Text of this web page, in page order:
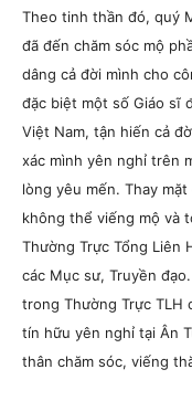
Theo tinh thần đó, quý
đã đến chăm sóc mộ
dâng cả đời mình cho
đặc biệt một số Giáo sĩ
Việt Nam, tận hiến cả
xác mình yên nghỉ trên
lòng yêu mến. Thay
không thể viếng mộ và
Thường Trực Tổng Liên
các Mục sư, Truyền
trong Thường Trực TLH
tín hữu yên nghỉ tại Ân
thân chăm sóc, viếng